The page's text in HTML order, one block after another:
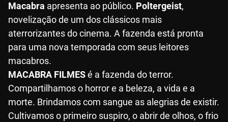
Macabra apresenta ao público. Poltergeist,
novelização de um dos clássicos mais
aterrorizantes do cinema. A fazenda está pronta
para uma nova temporada com seus leitores
macabros.
MACABRA FILMESé a fazenda do terror.
Compartilhamos o horror e a beleza, a vida e a
morte. Brindamos com sangue as alegrias de existir.
Cultivamos o primeiro suspiro, o abrir de olhos, o frio